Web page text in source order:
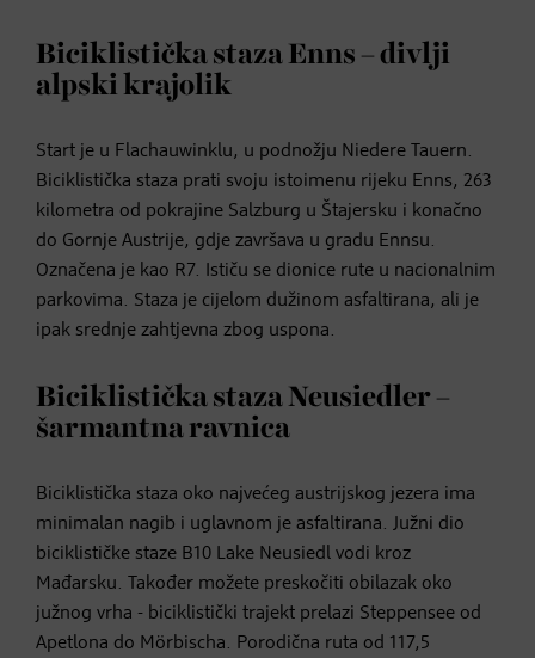
Biciklistička staza Enns – divlji
alpski krajolik
Start je u Flachauwinklu, u podnožju Niedere Tauern.
Biciklistička staza prati svoju istoimenu rijeku Enns, 263
kilometra od pokrajine Salzburg u Štajersku i konačno
do Gornje Austrije, gdje završava u gradu Ennsu.
Označena je kao R7. Ističu se dionice rute u nacionalnim
parkovima. Staza je cijelom dužinom asfaltirana, ali je
ipak srednje zahtjevna zbog uspona.
Biciklistička staza Neusiedler –
šarmantna ravnica
Biciklistička staza oko najvećeg austrijskog jezera ima
minimalan nagib i uglavnom je asfaltirana. Južni dio
biciklističke staze B10 Lake Neusiedl vodi kroz
Mađarsku. Također možete preskočiti obilazak oko
južnog vrha - biciklistički trajekt prelazi Steppensee od
Apetlona do Mörbischa. Porodična ruta od 117,5